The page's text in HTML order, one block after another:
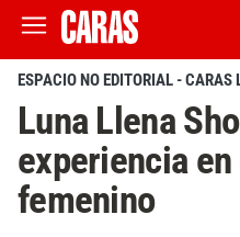
ESPACIO NO EDITORIAL - CARAS
Luna Llena
experiencia
femenino